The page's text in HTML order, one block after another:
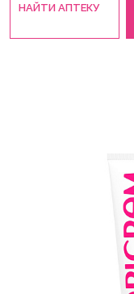
НАЙТИ АПТЕКУ